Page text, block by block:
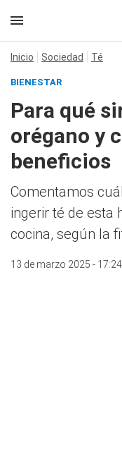
Inicio Sociedad Té
BIENESTAR
Para qué
orégano y
beneficios
Comentamos
ingerir té de esta
cocina, según la
13 de marzo 2025 -